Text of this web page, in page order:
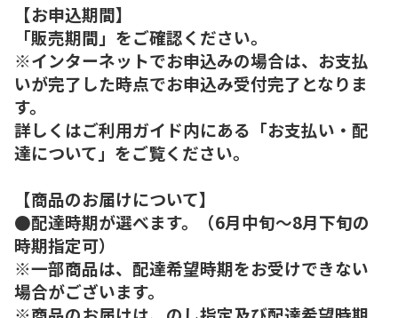
【お申込期間】
「販売期間」をご確認ください。
※インターネットでお申込みの場合は、お支払
いが完了した時点でお申込み受付完了となりま
す。
詳しくはご利用ガイド内にある「お支払い・配
達について」をご覧ください。
【商品のお届けについて】
●配達時期が選べます。（6月中旬～8月下旬の
時期指定可）
※一部商品は、配達希望時期をお受けできない
場合がございます。